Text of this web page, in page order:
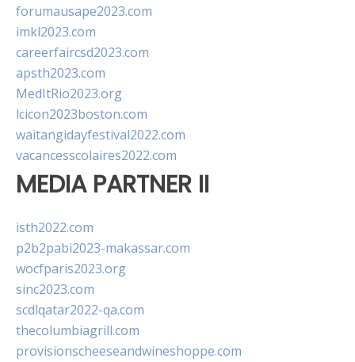
forumausape2023.com
imkl2023.com
careerfaircsd2023.com
apsth2023.com
MedItRio2023.org
lcicon2023boston.com
waitangidayfestival2022.com
vacancesscolaires2022.com
MEDIA PARTNER II
isth2022.com
p2b2pabi2023-makassar.com
wocfparis2023.org
sinc2023.com
scdlqatar2022-qa.com
thecolumbiagrill.com
provisionscheeseandwineshoppe.com